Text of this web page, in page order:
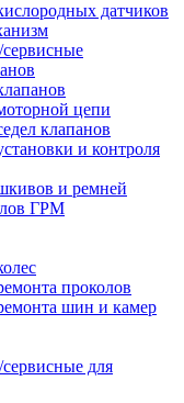
датчиков
цепи
клапанов
и контроля
и ремней
ГРМ
проколов
шин и камер
для